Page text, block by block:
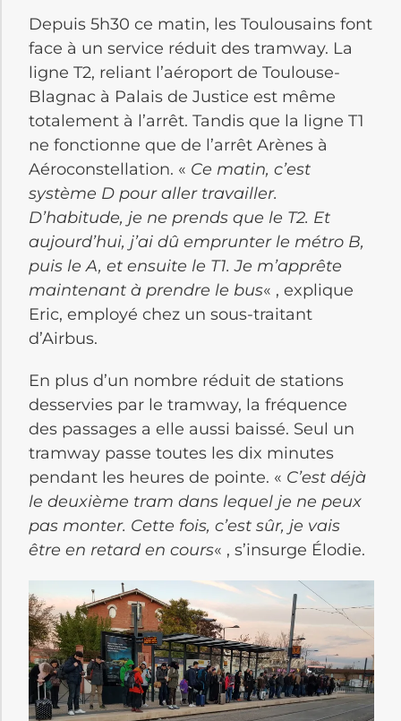
Depuis 5h30 ce matin, les Toulousains font
face à un service réduit des tramway. La
ligne T2, reliant l’aéroport de Toulouse-
Blagnac à Palais de Justice est même
totalement à l’arrêt. Tandis que la ligne T1
ne fonctionne que de l’arrêt Arènes à
Aéroconstellation. « Ce matin, c’est
système D pour aller travailler.
D’habitude, je ne prends que le T2. Et
aujourd’hui, j’ai dû emprunter le métro B,
puis le A, et ensuite le T1. Je m’apprête
maintenant à prendre le bus« , explique
Eric, employé chez un sous-traitant
d’Airbus.
En plus d’un nombre réduit de stations
desservies par le tramway, la fréquence
des passages a elle aussi baissé. Seul un
tramway passe toutes les dix minutes
pendant les heures de pointe. « C’est déjà
le deuxième tram dans lequel je ne peux
pas monter. Cette fois, c’est sûr, je vais
être en retard en cours« , s’insurge Élodie.